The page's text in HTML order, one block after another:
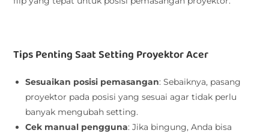
Tips Penting Saat Setting Proyektor Acer
Sesuaikan posisi pemasangan: Sebaiknya, pasang
proyektor pada posisi yang sesuai agar tidak perlu
banyak mengubah setting.
Cek manual pengguna: Jika bingung, Anda bisa